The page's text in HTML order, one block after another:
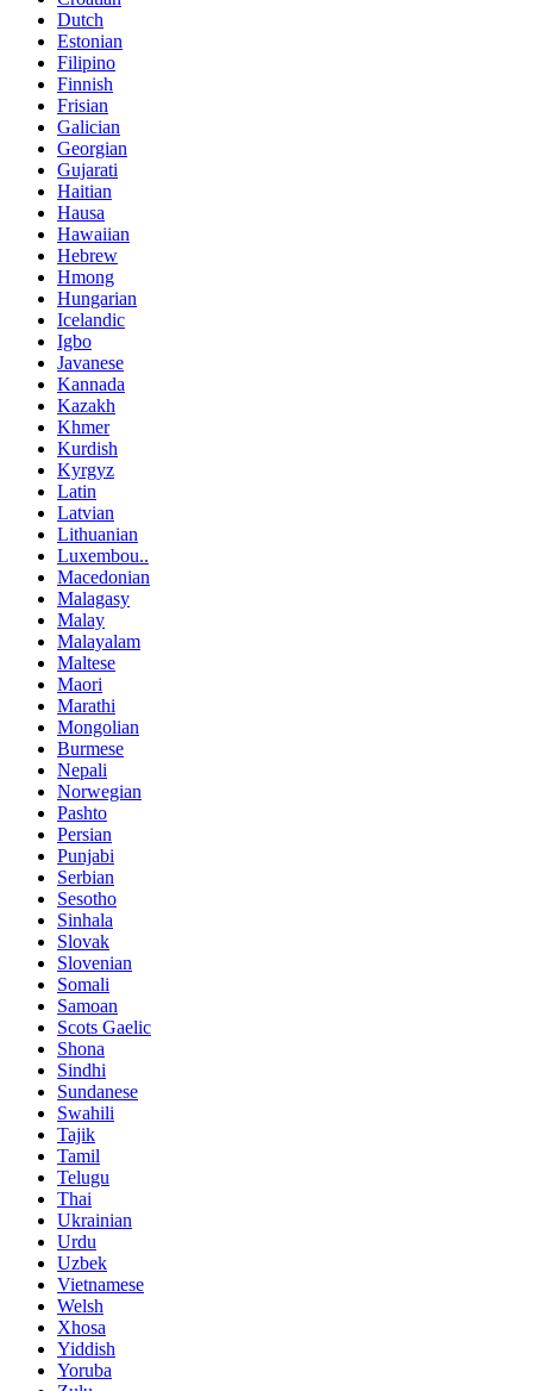
Dutch
Estonian
Filipino
Finnish
Frisian
Galician
Georgian
Gujarati
Haitian
Hausa
Hawaiian
Hebrew
Hmong
Hungarian
Icelandic
Igbo
Javanese
Kannada
Kazakh
Khmer
Kurdish
Kyrgyz
Latin
Latvian
Lithuanian
Luxembou..
Macedonian
Malagasy
Malay
Malayalam
Maltese
Maori
Marathi
Mongolian
Burmese
Nepali
Norwegian
Pashto
Persian
Punjabi
Serbian
Sesotho
Sinhala
Slovak
Slovenian
Somali
Samoan
Scots Gaelic
Shona
Sindhi
Sundanese
Swahili
Tajik
Tamil
Telugu
Thai
Ukrainian
Urdu
Uzbek
Vietnamese
Welsh
Xhosa
Yiddish
Yoruba